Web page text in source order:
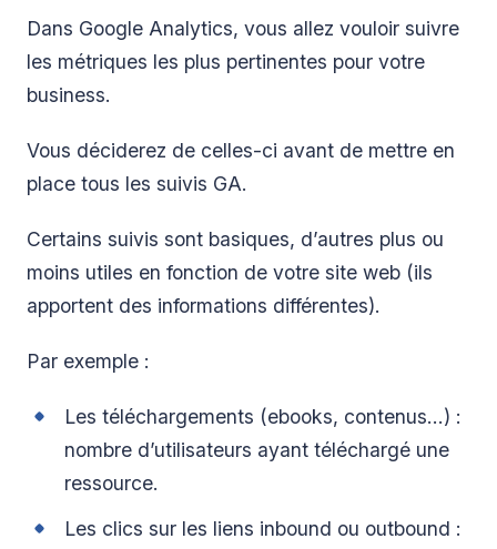
Dans Google Analytics, vous allez vouloir suivre
les métriques les plus pertinentes pour votre
business.
Vous déciderez de celles-ci avant de mettre en
place tous les suivis GA.
Certains suivis sont basiques, d’autres plus ou
moins utiles en fonction de votre site web (ils
apportent des informations différentes).
Par exemple :
Les téléchargements (ebooks, contenus…) :
nombre d’utilisateurs ayant téléchargé une
ressource.
Les clics sur les liens inbound ou outbound :